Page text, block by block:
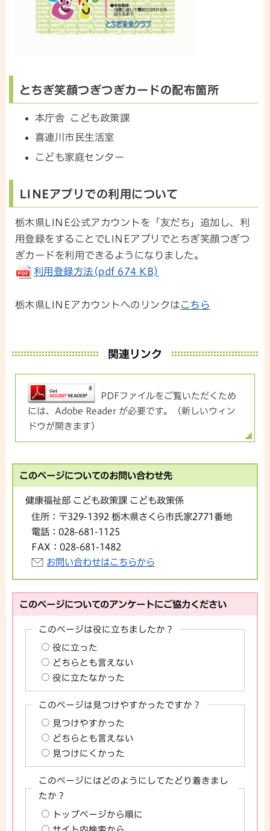
とちぎ笑顔つぎつぎカードの配布箇所
本庁舎 こども政策課
喜連川市民生活室
こども家庭センター
LINEアプリでの利用について
栃木県LINE公式アカウントを「友だち」追加し、利
用登録をすることでLINEアプリでとちぎ笑顔つぎつ
ぎカードを利用できるようになりました。
利用登録方法(pdf 674 KB)
栃木県LINEアカウントへのリンクは こちら
関連リンク
PDFファイルをご覧いただくため
には、Adobe Reader が必要です。（新しいウィン
ドウが開きます）
このページについてのお問い合わせ先
健康福祉部 こども政策課 こども政策係
住所： 〒329-1392 栃木県さくら市氏家2771番地
電話： 028-681-1125
FAX： 028-681-1482
お問い合わせはこちらから
このページについてのアンケートにご協力ください
このページは役に立ちましたか？
役に立った
どちらとも言えない
役に立たなかった
このページは見つけやすかったですか？
見つけやすかった
どちらとも言えない
見つけにくかった
このページにはどのようにしてたどり着きまし
たか？
トップページから順に